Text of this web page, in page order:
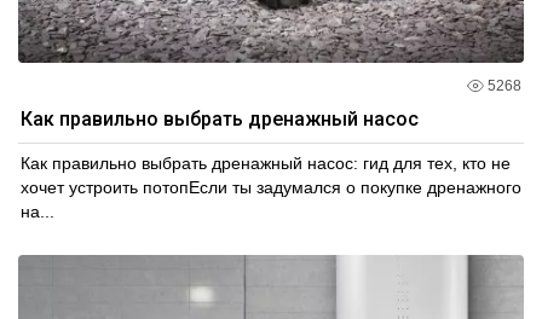
5268
Как правильно выбрать дренажный насос
Как правильно выбрать дренажный насос: гид для тех, кто не
хочет устроить потопЕсли ты задумался о покупке дренажного
на...